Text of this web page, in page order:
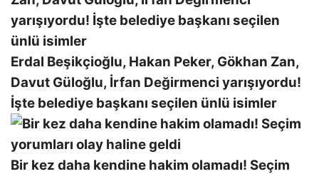
Erdal Beşikçioğlu, Hakan Peker, Gökhan Zan,
Davut Güloğlu, İrfan Değirmenci yarışıyordu!
İşte belediye başkanı seçilen ünlü isimler
Bir kez daha kendine hakim olamadı! Seçim